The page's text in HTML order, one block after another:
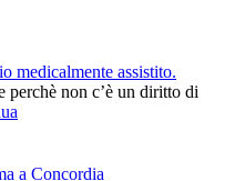
medicalmente assistito.
perchè non c’è un diritto di
a Concordia